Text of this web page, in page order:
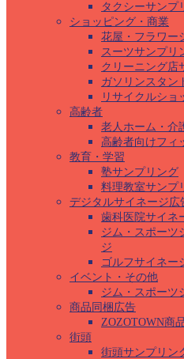
タクシーサンプ
ショッピング・商業
花屋・フラワー
スーツサンプリ
クリーニング店
ガソリンスタン
リサイクルショ
高齢者
老人ホーム・介
高齢者向けフィ
教育・学習
塾サンプリング
料理教室サンプ
デジタルサイネージ広
歯科医院サイネ
ジム・スポーツ
ジ
ゴルフサイネー
イベント・その他
ジム・スポーツ
商品同梱広告
ZOZOTOWN商
街頭
街頭サンプリン